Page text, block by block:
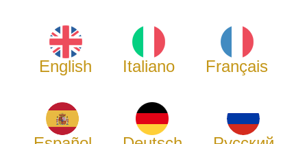
English Italiano Français